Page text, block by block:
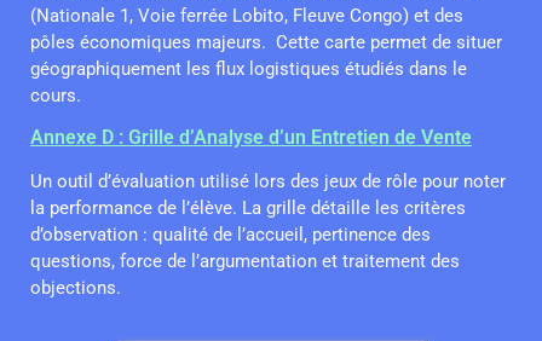
(Nationale 1, Voie ferrée Lobito, Fleuve Congo) et des
pôles économiques majeurs. Cette carte permet de situer
géographiquement les flux logistiques étudiés dans le
cours.
Annexe D : Grille d’Analyse d’un Entretien de Vente
Un outil d’évaluation utilisé lors des jeux de rôle pour noter
la performance de l’élève. La grille détaille les critères
d’observation : qualité de l’accueil, pertinence des
questions, force de l’argumentation et traitement des
objections.